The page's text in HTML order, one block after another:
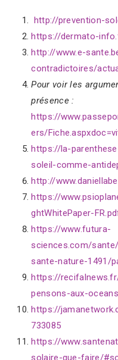
http://prevention-
https://dermato-
http://www.e-
contradictoires/
Pour voir les
présence :
https://
ers/
https://la-
soleil-comme-
http://
https://
ghtWhitePaper-
https://www.futura-
sciences.com/
sante-nature-1491/
https://
pensons-aux-
https://
733085
https://
solaire-que-faire/